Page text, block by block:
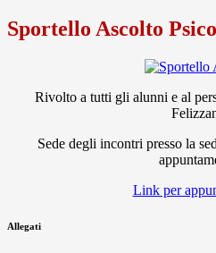
Sportello Ascolto
Rivolto a tutti gli alunni e al
Sede degli incontri presso la
Link per
Allegati